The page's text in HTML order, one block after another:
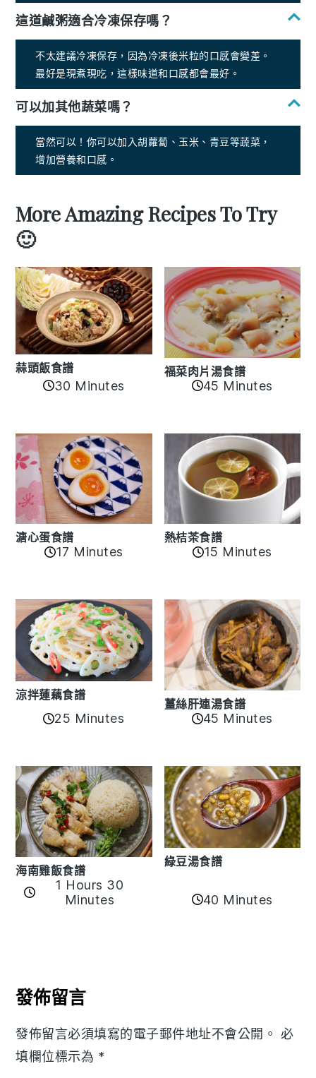
這道鹹粥適合冷凍保存嗎？
不太建議冷凍保存，因為冷凍後米粒的口感會變差。
最好是現煮現吃，這樣味道和口感都會最好。
可以加其他蔬菜嗎？
當然可以！你可以加入胡蘿蔔、玉米、青豆等蔬菜，
增加營養和口感。
More Amazing Recipes To Try
🙂
蒜頭飯食譜
30 Minutes
福菜肉片湯食譜
45 Minutes
溏心蛋食譜
17 Minutes
熱桔茶食譜
15 Minutes
涼拌蓮藕食譜
25 Minutes
薑絲肝連湯食譜
45 Minutes
海南雞飯食譜
1 Hours 30
Minutes
綠豆湯食譜
40 Minutes
Interactions
發佈留言
發佈留言必須填寫的電子郵件地址不會公開。 必
填欄位標示為 *